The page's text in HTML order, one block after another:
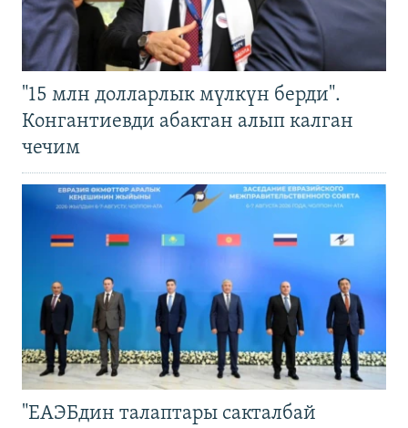
"15 млн долларлык мүлкүн берди".
Конгантиевди абактан алып калган
чечим
"ЕАЭБдин талаптары сакталбай